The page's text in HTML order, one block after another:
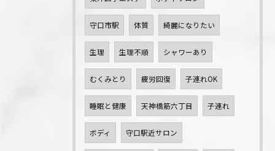
守口市駅 体質 綺麗になりたい
生理 生理不順 シャワーあり
むくみとり 疲労回復 子連れOK
睡眠と健康 天神橋筋六丁目 子連れ
ボディ 守口駅近サロン